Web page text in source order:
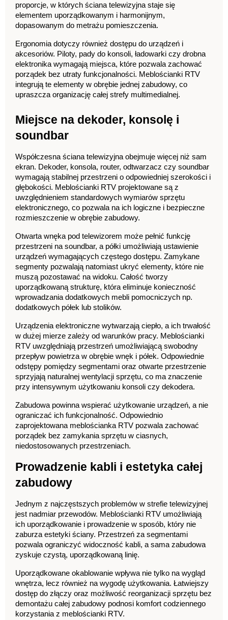
proporcje, w których ściana telewizyjna staje się
elementem uporządkowanym i harmonijnym,
dopasowanym do metrażu pomieszczenia.
Ergonomia dotyczy również dostępu do urządzeń i
akcesoriów. Piloty, pady do konsoli, ładowarki czy drobna
elektronika wymagają miejsca, które pozwala zachować
porządek bez utraty funkcjonalności. Meblościanki RTV
integrują te elementy w obrębie jednej zabudowy, co
upraszcza organizację całej strefy multimedialnej.
Miejsce na dekoder, konsolę i
soundbar
Współczesna ściana telewizyjna obejmuje więcej niż sam
ekran. Dekoder, konsola, router, odtwarzacz czy soundbar
wymagają stabilnej przestrzeni o odpowiedniej szerokości i
głębokości. Meblościanki RTV projektowane są z
uwzględnieniem standardowych wymiarów sprzętu
elektronicznego, co pozwala na ich logiczne i bezpieczne
rozmieszczenie w obrębie zabudowy.
Otwarta wnęka pod telewizorem może pełnić funkcję
przestrzeni na soundbar, a półki umożliwiają ustawienie
urządzeń wymagających częstego dostępu. Zamykane
segmenty pozwalają natomiast ukryć elementy, które nie
muszą pozostawać na widoku. Całość tworzy
uporządkowaną strukturę, która eliminuje konieczność
wprowadzania dodatkowych mebli pomocniczych np.
dodatkowych półek lub stolików.
Urządzenia elektroniczne wytwarzają ciepło, a ich trwałość
w dużej mierze zależy od warunków pracy. Meblościanki
RTV uwzględniają przestrzeń umożliwiającą swobodny
przepływ powietrza w obrębie wnęk i półek. Odpowiednie
odstępy pomiędzy segmentami oraz otwarte przestrzenie
sprzyjają naturalnej wentylacji sprzętu, co ma znaczenie
przy intensywnym użytkowaniu konsoli czy dekodera.
Zabudowa powinna wspierać użytkowanie urządzeń, a nie
ograniczać ich funkcjonalność. Odpowiednio
zaprojektowana meblościanka RTV pozwala zachować
porządek bez zamykania sprzętu w ciasnych,
niedostosowanych przestrzeniach.
Prowadzenie kabli i estetyka całej
zabudowy
Jednym z najczęstszych problemów w strefie telewizyjnej
jest nadmiar przewodów. Meblościanki RTV umożliwiają
ich uporządkowanie i prowadzenie w sposób, który nie
zaburza estetyki ściany. Przestrzeń za segmentami
pozwala ograniczyć widoczność kabli, a sama zabudowa
zyskuje czystą, uporządkowaną linię.
Uporządkowane okablowanie wpływa nie tylko na wygląd
wnętrza, lecz również na wygodę użytkowania. Łatwiejszy
dostęp do złączy oraz możliwość reorganizacji sprzętu bez
demontażu całej zabudowy podnosi komfort codziennego
korzystania z meblościanki RTV.